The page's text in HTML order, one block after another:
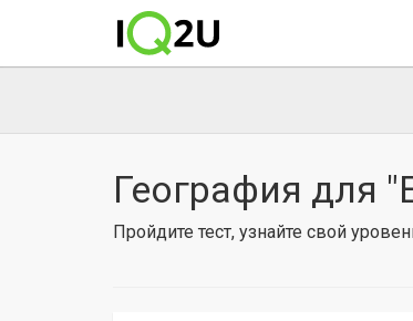
География для
Пройдите тест, узнайте свой